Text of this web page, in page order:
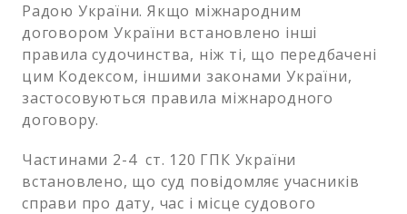
Радою України. Якщо міжнародним
договором України встановлено інші
правила судочинства, ніж ті, що передбачені
цим Кодексом, іншими законами України,
застосовуються правила міжнародного
договору.
Частинами 2-4 ст. 120 ГПК України
встановлено, що суд повідомляє учасників
справи про дату, час і місце судового